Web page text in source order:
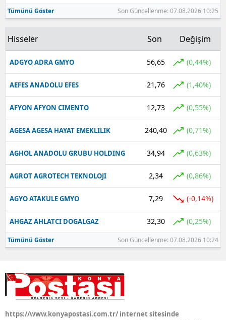
Bartın
Yalova
Karabük
Kilis
Osmaniye
Düzce
Tümünü Göster Son Güncellenme: 07.08.2026 10:25
Hisseler Son Değişim
ADGYO ADRA GMYO 56,65 (0,44%)
AEFES ANADOLU EFES 21,76 (1,40%)
AFYON AFYON CIMENTO 12,73 (0,55%)
AGESA AGESA HAYAT EMEKLILIK 240,40 (0,71%)
AGHOL ANADOLU GRUBU HOLDING 34,94 (0,63%)
AGROT AGROTECH TEKNOLOJI 2,34 (0,86%)
AGYO ATAKULE GMYO 7,29 (-0,14%)
AHGAZ AHLATCI DOGALGAZ 32,30 (0,25%)
Tümünü Göster Son Güncellenme: 07.08.2026 10:24
https://www.konyapostasi.com.tr/ internet sitesinde